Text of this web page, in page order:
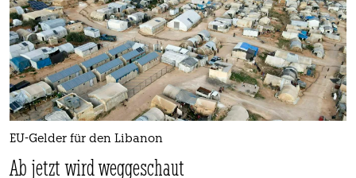
EU-Gelder für den Libanon
Ab jetzt wird weggeschaut